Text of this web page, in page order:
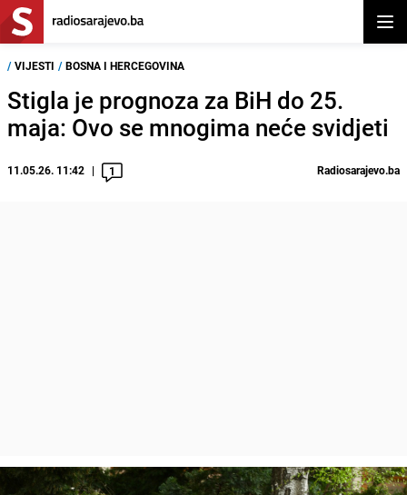
/ VIJESTI / BOSNA I HERCEGOVINA
Stigla je prognoza za BiH do 25.
maja: Ovo se mnogima neće svidjeti
11.05.26. 11:42 1 Radiosarajevo.ba